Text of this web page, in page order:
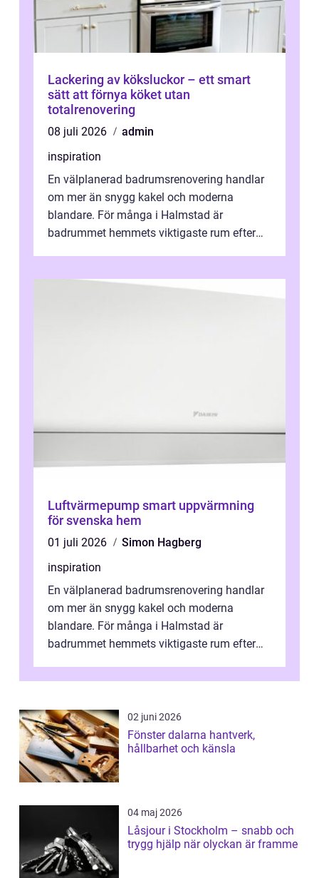
Lackering av köksluckor – ett smart
sätt att förnya köket utan
totalrenovering
08 juli 2026
admin
inspiration
En välplanerad badrumsrenovering handlar
om mer än snygg kakel och moderna
blandare. För många i Halmstad är
badrummet hemmets viktigaste rum efter
Luftvärmepump smart uppvärmning
för svenska hem
01 juli 2026
Simon Hagberg
inspiration
En välplanerad badrumsrenovering handlar
om mer än snygg kakel och moderna
blandare. För många i Halmstad är
badrummet hemmets viktigaste rum efter
02 juni 2026
Fönster dalarna hantverk,
hållbarhet och känsla
04 maj 2026
Låsjour i Stockholm – snabb och
trygg hjälp när olyckan är framme